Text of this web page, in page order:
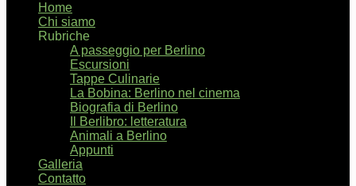
Home
Chi siamo
Rubriche
A passeggio per Berlino
Escursioni
Tappe Culinarie
La Bobina: Berlino nel cinema
Biografia di Berlino
Il Berlibro: letteratura
Animali a Berlino
Appunti
Galleria
Contatto